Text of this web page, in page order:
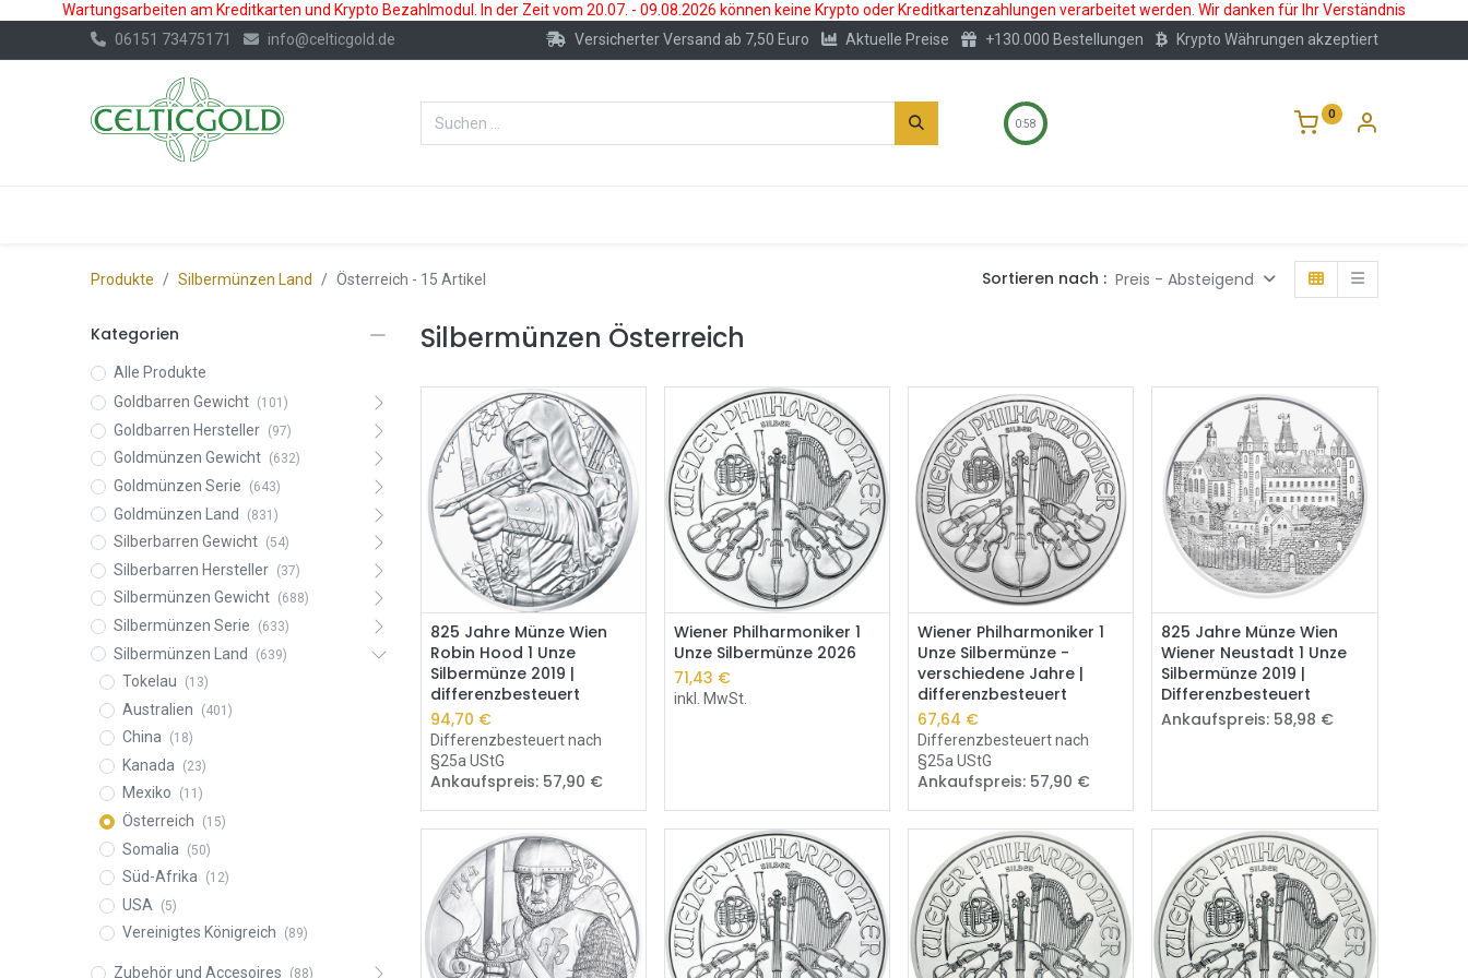
Wartungsarbeiten am Kreditkarten und Krypto Bezahlmodul. In der Zeit vom 20.07. - 09.08.2026 können keine Krypto oder Kreditkartenzahlungen verarbeitet werden. Wir danken für Ihr Verständnis
06151 73475171
info@celticgold.de Versicherter Versand ab 7,50 Euro Aktuelle Preise +130.000 Bestellungen Krypto Währungen akzeptiert
0:57
0
Produkte Silbermünzen Land Österreich - 15 Artikel Sortieren nach : Preis - Absteigend
Kategorien
Alle Produkte
Goldbarren Gewicht
(101)
Goldbarren Hersteller (97)
Goldmünzen Gewicht (632)
Goldmünzen Serie (643)
Goldmünzen Land (831)
Silberbarren Gewicht (54)
Silberbarren Hersteller (37)
Silbermünzen Gewicht (688)
Silbermünzen Serie (633)
Silbermünzen Land (639)
Tokelau (13)
Australien (401)
China (18)
Kanada (23)
Mexiko (11)
Österreich (15)
Somalia (50)
Süd-Afrika (12)
USA (5)
Vereinigtes Königreich (89)
Zubehör und Accesoires (88)
Silbermünzen Österreich
Kaufen
825 Jahre Münze Wien
Robin Hood 1 Unze
Silbermünze 2019 |
differenzbesteuert
94,70 €
Differenzbesteuert nach
§25a UStG
Ankaufspreis: 57,90 €
Kaufen
Wiener Philharmoniker 1
Unze Silbermünze 2026
71,43 €
inkl. MwSt.
Kaufen
Wiener Philharmoniker 1
Unze Silbermünze -
verschiedene Jahre |
differenzbesteuert
67,64 €
Differenzbesteuert nach
§25a UStG
Ankaufspreis: 57,90 €
825 Jahre Münze Wien
Wiener Neustadt 1 Unze
Silbermünze 2019 |
Differenzbesteuert
Ankaufspreis: 58,98 €